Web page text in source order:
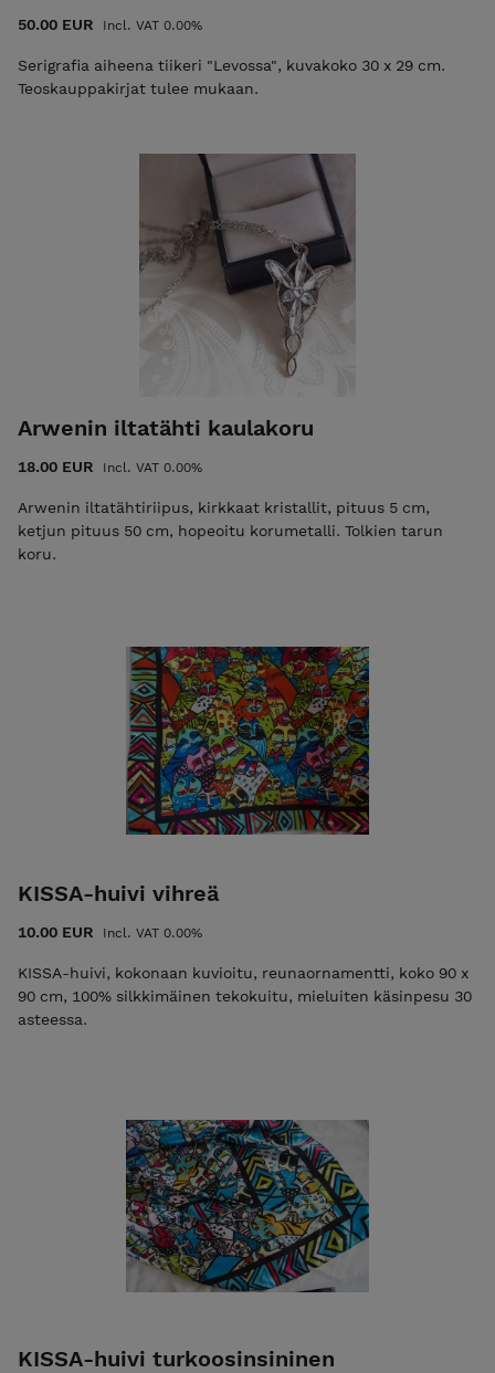
50.00 EUR Incl. VAT 0.00%
Serigrafia aiheena tiikeri "Levossa", kuvakoko 30 x 29 cm.
Teoskauppakirjat tulee mukaan.
Arwenin iltatähti kaulakoru
18.00 EUR Incl. VAT 0.00%
Arwenin iltatähtiriipus, kirkkaat kristallit, pituus 5 cm,
ketjun pituus 50 cm, hopeoitu korumetalli. Tolkien tarun
koru.
KISSA-huivi vihreä
10.00 EUR Incl. VAT 0.00%
KISSA-huivi, kokonaan kuvioitu, reunaornamentti, koko 90 x
90 cm, 100% silkkimäinen tekokuitu, mieluiten käsinpesu 30
asteessa.
KISSA-huivi turkoosinsininen